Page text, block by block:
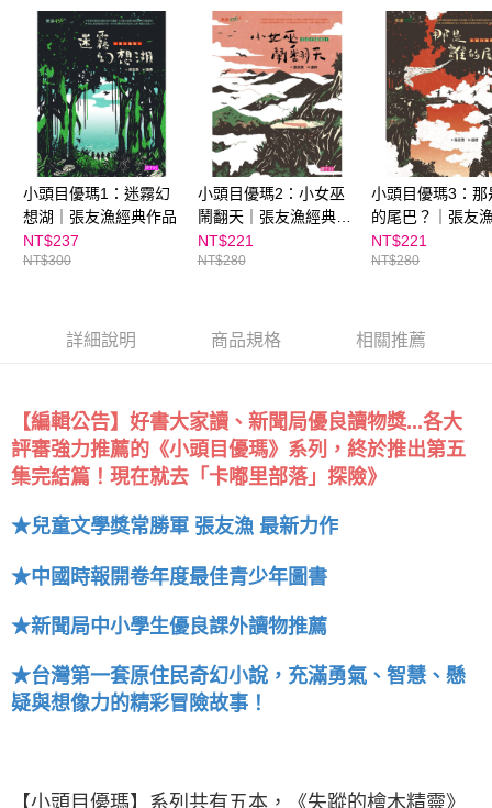
權轉讓予恩沛科技股份有限公司。
２．關於個人資料處理事宜，請瀏覽以下網址：
https://aftee.tw/terms/#terms3
３．未成年的使用者請事先徵得法定代理人或監護人之同意方可使用
「AFTEE先享後付」，若未經同意申辦者引起之損失，本公司不負相關責
任。
４．使用「AFTEE先享後付」時，將依據個別帳號之用戶狀況，依本公司即
時審查核予不同之上限額度；若仍有額度不足之情形，本公司將視審查結果
請求用戶進行身份認證。
５．嚴禁一人註冊多個帳號或使用他人資訊註冊。若發現惡意使用之情形，
恩沛科技股份有限公司將有權停止該用戶之使用額度並採取法律行動。
小頭目優瑪1：迷霧幻
想湖｜張友漁經典作品
NT$237
NT$300
小頭目優瑪2：小女巫
鬧翻天｜張友漁經典作
品
NT$221
NT$280
小頭目優瑪3：那
的尾巴？｜張友
作品
NT$221
NT$280
詳細說明 商品規格 相關推薦
【編輯公告】好書大家讀、新聞局優良讀物獎...各大
評審強力推薦的《小頭目優瑪》系列，終於推出第五
集完結篇！現在就去「卡嘟里部落」探險》
★兒童文學獎常勝軍 張友漁 最新力作
★中國時報開卷年度最佳青少年圖書
★新聞局中小學生優良課外讀物推薦
★台灣第一套原住民奇幻小說，充滿勇氣、智慧、懸
疑與想像力的精彩冒險故事！
【小頭目優瑪】系列共有五本，《失蹤的檜木精靈》